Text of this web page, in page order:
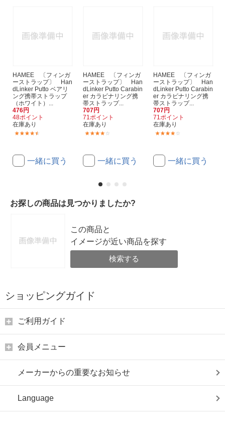
HAMEE 〔フィンガ
ーストラップ〕 Han
dLinker Putto ベアリ
ング携帯ストラップ
（ホワイト）...
476円
48ポイント
在庫あり
一緒に買う
HAMEE 〔フィンガ
ーストラップ〕 Han
dLinker Putto Carabin
er カラビナリング携
帯ストラップ...
707円
71ポイント
在庫あり
一緒に買う
HAMEE 〔フィンガ
ーストラップ〕 Han
dLinker Putto Carabin
er カラビナリング携
帯ストラップ...
707円
71ポイント
在庫あり
一緒に買う
お探しの商品は見つかりましたか?
この商品と
イメージが近い商品を探す
検索する
ショッピングガイド
ご利用ガイド
会員メニュー
メーカーからの重要なお知らせ
Language